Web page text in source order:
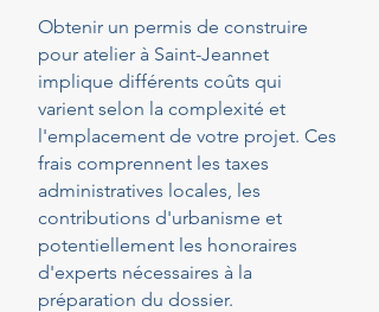
Obtenir un permis de construire
pour atelier à Saint-Jeannet
implique différents coûts qui
varient selon la complexité et
l'emplacement de votre projet. Ces
frais comprennent les taxes
administratives locales, les
contributions d'urbanisme et
potentiellement les honoraires
d'experts nécessaires à la
préparation du dossier.